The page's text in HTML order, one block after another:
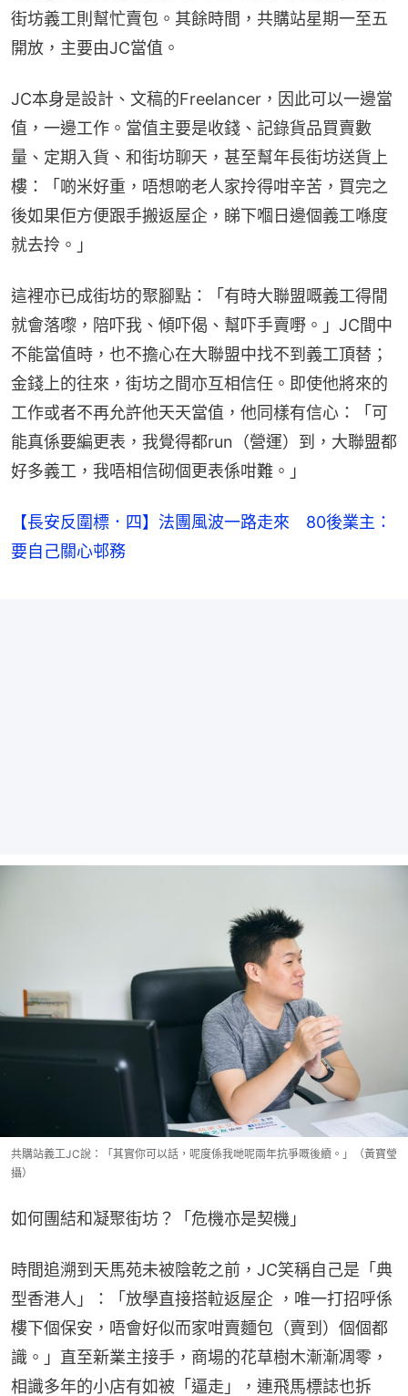
街坊義工則幫忙賣包。其餘時間，共購站星期一至五
開放，主要由JC當值。
JC本身是設計、文稿的Freelancer，因此可以一邊當
值，一邊工作。當值主要是收錢、記錄貨品買賣數
量、定期入貨、和街坊聊天，甚至幫年長街坊送貨上
樓：「啲米好重，唔想啲老人家拎得咁辛苦，買完之
後如果佢方便跟手搬返屋企，睇下嗰日邊個義工喺度
就去拎。」
這裡亦已成街坊的聚腳點：「有時大聯盟嘅義工得閒
就會落嚟，陪吓我、傾吓偈、幫吓手賣嘢。」JC間中
不能當值時，也不擔心在大聯盟中找不到義工頂替；
金錢上的往來，街坊之間亦互相信任。即使他將來的
工作或者不再允許他天天當值，他同樣有信心：「可
能真係要編更表，我覺得都run（營運）到，大聯盟都
好多義工，我唔相信砌個更表係咁難。」
【長安反圍標．四】法團風波一路走來 80後業主：
要自己關心邨務
共購站義工JC說：「其實你可以話，呢度係我哋呢兩年抗爭嘅後續。」（黃寶瑩
攝）
如何團結和凝聚街坊？「危機亦是契機」
時間追溯到天馬苑未被陰乾之前，JC笑稱自己是「典
型香港人」：「放學直接搭𨋢返屋企 ，唯一打招呼係
樓下個保安，唔會好似而家咁賣麵包（賣到）個個都
識。」直至新業主接手，商場的花草樹木漸漸凋零，
相識多年的小店有如被「逼走」，連飛馬標誌也拆